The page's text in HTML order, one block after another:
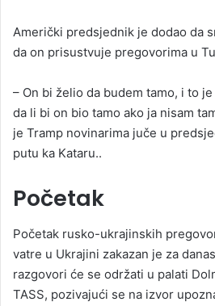
Američki predsjednik je dodao da
da on prisustvuje pregovorima u
– On bi želio da budem tamo, i to
da li bi on bio tamo ako ja nisam
je Tramp novinarima juče u
putu ka Kataru..
Početak
Početak rusko-ukrajinskih
vatre u Ukrajini zakazan je za
razgovori će se održati u palati
TASS, pozivajući se na izvor